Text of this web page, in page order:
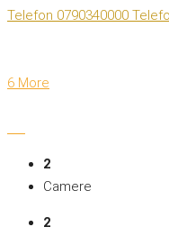
Telefon 0790340000
6 More
2
Camere
2